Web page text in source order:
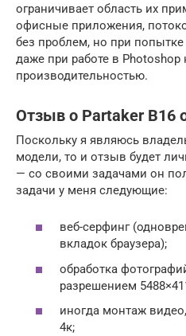
ограничивает область их
офисные приложения,
без проблем, но при
даже при работе в
производительностью.
Отзыв о Partaker B16
Поскольку я являюсь
модели, то и отзыв будет
— со своими задачами он
задачи у меня следующие:
веб-серфинг
вкладок браузера);
обработка
разрешением
иногда монтаж
4к;